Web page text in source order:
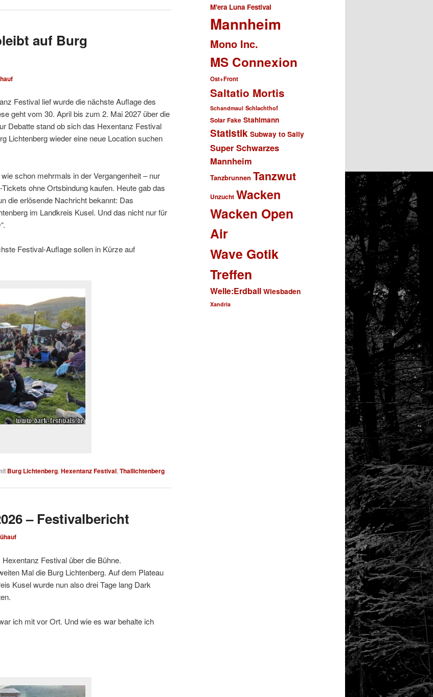
auf Burg
Festival lief wurde die nächste Auflage des
geht vom 30. April bis zum 2. Mai 2027 über die
Debatte stand ob sich das Hexentanz Festival
Lichtenberg wieder eine neue Location suchen
schon mehrmals in der Vergangenheit – nur
ohne Ortsbindung kaufen. Heute gab das
die erlösende Nachricht bekannt: Das
im Landkreis Kusel. Und das nicht nur für
.
Festival-Auflage sollen in Kürze auf
Burg Lichtenberg, Hexentanz Festival, Thallichtenberg
– Festivalbericht
Festival über die Bühne.
Mal die Burg Lichtenberg. Auf dem Plateau
Kusel wurde nun also drei Tage lang Dark
ich mit vor Ort. Und wie es war behalte ich
M'era Luna Festival
Mannheim
Mono Inc.
MS Connexion
Ost+Front
Saltatio Mortis
Schandmaul Schlachthof
Solar Fake Stahlmann
Statistik Subway to Sally
Super Schwarzes
Mannheim
Tanzbrunnen Tanzwut
Unzucht Wacken
Wacken Open
Air
Wave Gotik
Treffen
Welle:Erdball Wiesbaden
Xandria